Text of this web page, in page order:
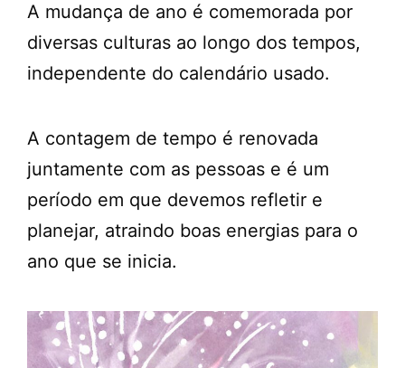
A mudança de ano é comemorada por
diversas culturas ao longo dos tempos,
independente do calendário usado.
A contagem de tempo é renovada
juntamente com as pessoas e é um
período em que devemos refletir e
planejar, atraindo boas energias para o
ano que se inicia.